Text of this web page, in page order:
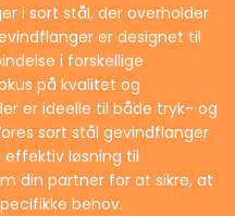
i sort stål, der overholder
er designet til
i forskellige
på kvalitet og
er ideelle til både tryk- og
sort stål gevindflanger
løsning til
din partner for at sikre, at
behov.